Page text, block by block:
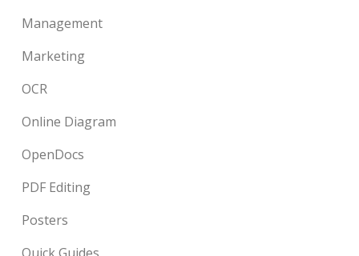
Management
Marketing
OCR
Online Diagram
OpenDocs
PDF Editing
Posters